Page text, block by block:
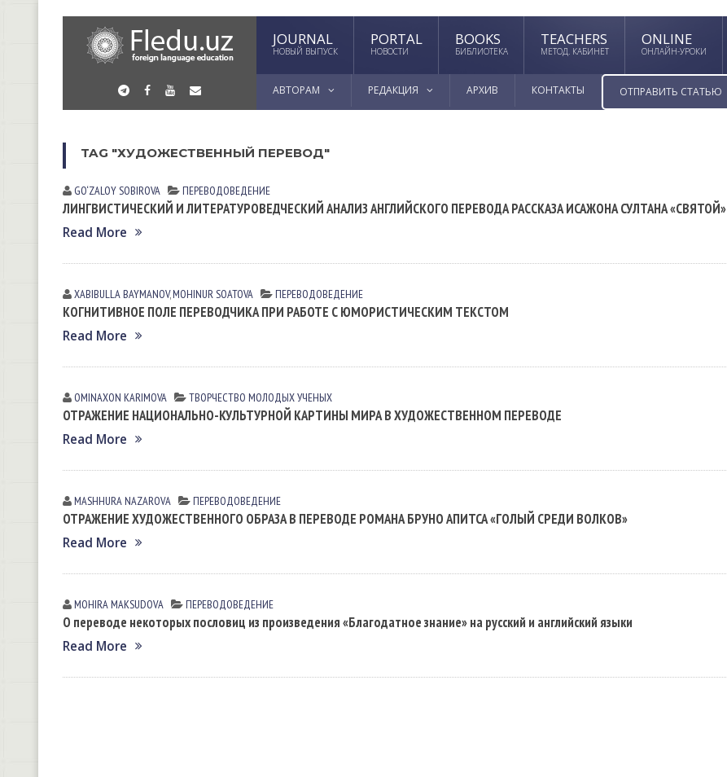
JOURNAL
НОВЫЙ ВЫПУСК
PORTAL
НОВОСТИ
BOOKS
БИБЛИОТЕКА
TEACHERS
МЕТОД. КАБИНЕТ
ONLINE
ОНЛАЙН-УРОКИ
АВТОРАМ РЕДАКЦИЯ АРХИВ КОНТАКТЫ ОТПРАВИТЬ СТАТЬЮ
TAG "ХУДОЖЕСТВЕННЫЙ ПЕРЕВОД"
GO‘ZALOY SOBIROVA ПЕРЕВОДОВЕДЕНИЕ
ЛИНГВИСТИЧЕСКИЙ И ЛИТЕРАТУРОВЕДЧЕСКИЙ АНАЛИЗ АНГЛИЙСКОГО ПЕРЕВОДА РАССКАЗА ИСАЖОНА СУЛТАНА «СВЯТОЙ»
Read More
XABIBULLA BAYMANOV,MOHINUR SOATOVA ПЕРЕВОДОВЕДЕНИЕ
КОГНИТИВНОЕ ПОЛЕ ПЕРЕВОДЧИКА ПРИ РАБОТЕ С ЮМОРИСТИЧЕСКИМ ТЕКСТОМ
Read More
OMINAXON KARIMOVA ТВОРЧЕСТВО МОЛОДЫХ УЧЕНЫХ
ОТРАЖЕНИЕ НАЦИОНАЛЬНО-КУЛЬТУРНОЙ КАРТИНЫ МИРА В ХУДОЖЕСТВЕННОМ ПЕРЕВОДЕ
Read More
MASHHURA NАZАROVА ПЕРЕВОДОВЕДЕНИЕ
ОТРАЖЕНИЕ ХУДОЖЕСТВЕННОГО ОБРАЗА В ПЕРЕВОДЕ РОМАНА БРУНО АПИТСА «ГОЛЫЙ СРЕДИ ВОЛКОВ»
Read More
MOHIRA MАKSUDOVА ПЕРЕВОДОВЕДЕНИЕ
О переводе некоторых пословиц из произведения «Благодатное знание» на русский и английский языки
Read More